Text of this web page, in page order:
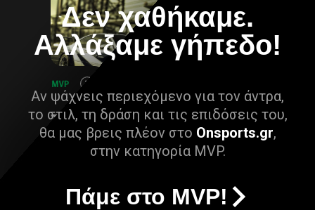
Δεν χαθήκαμε.
Αλλάξαμε γήπεδο!
Αν ψάχνεις περιεχόμενο για τον άντρα,
το στιλ, τη δράση και τις επιδόσεις του,
θα μας βρεις πλέον στο Onsports.gr,
στην κατηγορία MVP.
Πάμε στο MVP!